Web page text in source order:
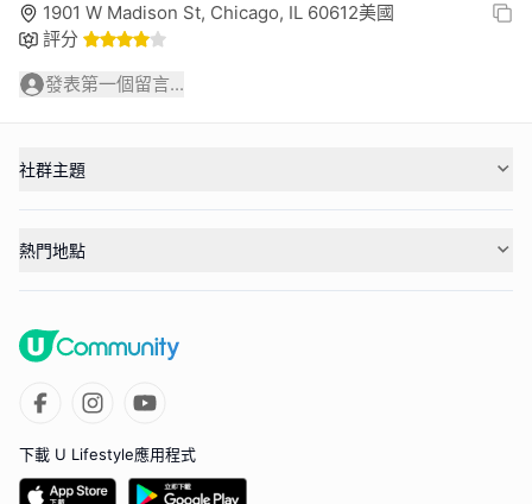
1901 W Madison St, Chicago, IL 60612美國
評分
發表第一個留言...
社群主題
熱門地點
下載 U Lifestyle應用程式